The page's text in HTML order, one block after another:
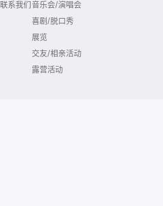
联系我们音乐会/演唱会
喜剧/脱口秀
展览
交友/相亲活动
露营活动